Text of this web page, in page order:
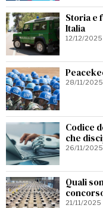
Storia e
Italia
12/12/2025
28/11/2025
Codice
che
26/11/2025
Quali
21/11/2025